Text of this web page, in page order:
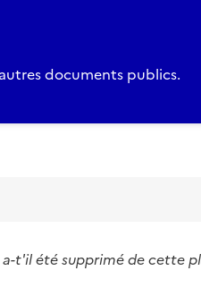
documents publics.
t'il été supprimé de cette